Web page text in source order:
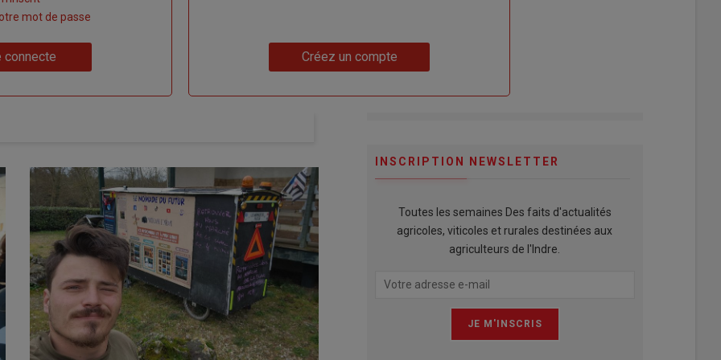
mot de passe
connecte Créez un compte
INSCRIPTION NEWSLETTER
Toutes les semaines Des faits d'actualités
agricoles, viticoles et rurales destinées aux
agriculteurs de l'Indre.